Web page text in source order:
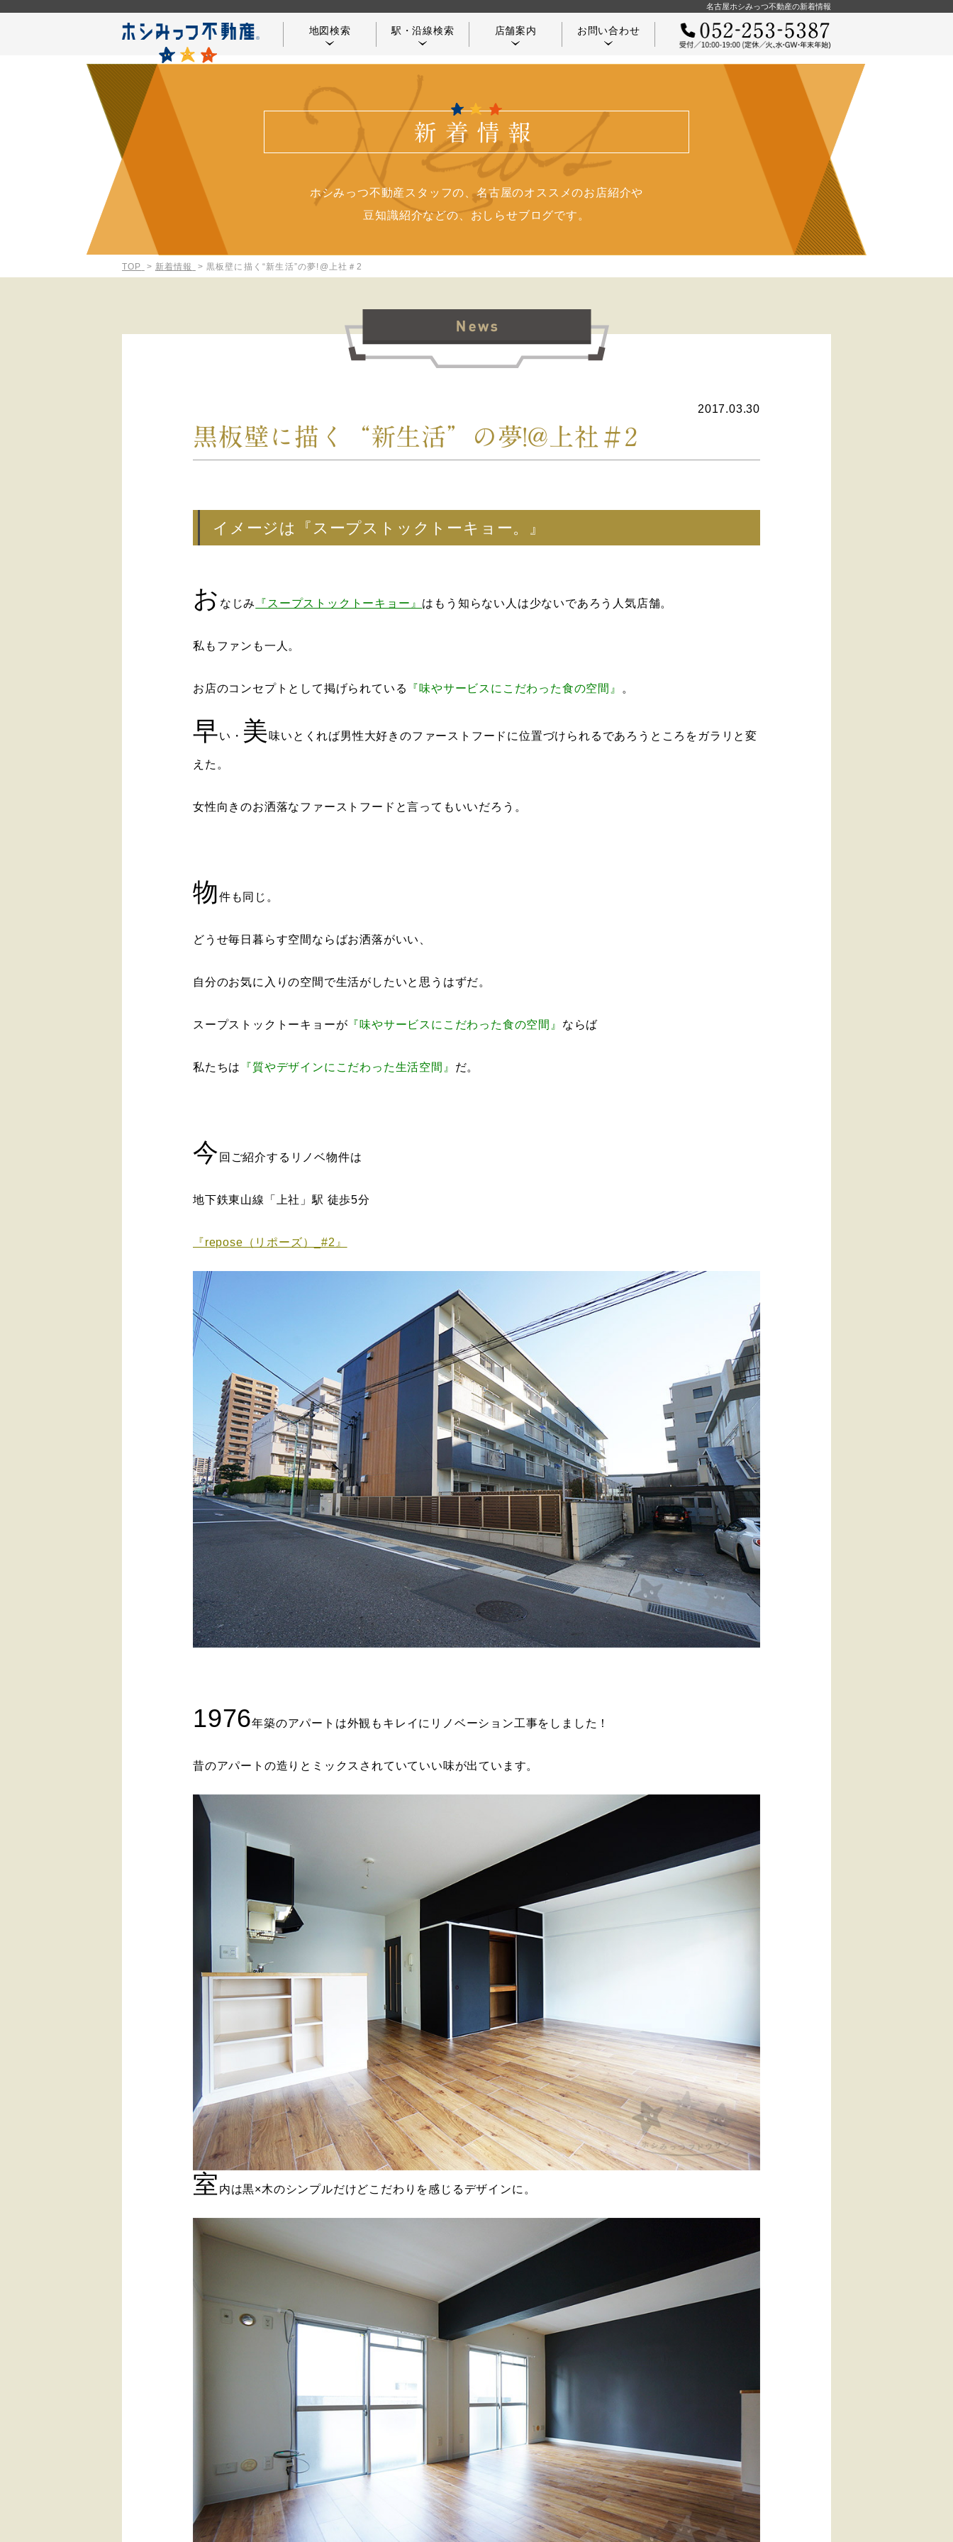
名古屋ホシみっつ不動産の新着情報
地図検索 駅・沿線検索 店舗案内
仲介手数料0円の秘密 店舗／アクセス案内 つながる不動産 ご契約までの流れ
名古屋案内
お問い合わせ
新着情報
ホシみっつ不動産スタッフの、名古屋のオススメのお店紹介や
豆知識紹介などの、おしらせブログです。
TOP 新着情報 黒板壁に描く“新生活”の夢!@上社＃2
2017.03.30
黒板壁に描く“新生活”の夢!@上社＃2
イメージは『スープストックトーキョー。』
お なじみ 『スープストックトーキョー』 はもう知らない人は少ないであろう人気店舗。
私もファンも一人。
お店のコンセプトとして掲げられている 『味やサービスにこだわった食の空間』 。
早い・ 美味いとくれば男性大好きのファーストフードに位置づけられるであろうところをガラリと変
えた。
女性向きのお洒落なファーストフードと言ってもいいだろう。
物件も同じ。
どうせ毎日暮らす空間ならばお洒落がいい、
自分のお気に入りの空間で生活がしたいと思うはずだ。
スープストックトーキョーが 『味やサービスにこだわった食の空間』 ならば
私たちは 『質やデザインにこだわった生活空間』 だ。
今 回ご紹介するリノベ物件は
地下鉄東山線「上社」駅 徒歩5分
『repose（リポーズ）_#2』
1976年築のアパートは外観もキレイにリノベーション工事をしました！
昔のアパートの造りとミックスされていていい味が出ています。
室 内は黒×木のシンプルだけどこだわりを感じるデザインに。